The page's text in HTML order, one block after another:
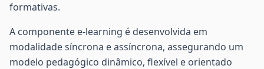
formativas.
A componente e-learning é desenvolvida em
modalidade síncrona e assíncrona, assegurando um
modelo pedagógico dinâmico, flexível e orientado